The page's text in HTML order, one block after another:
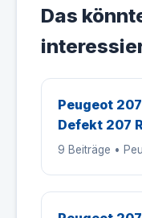
Das
Peugeot
Defekt 207
9 Beiträge •